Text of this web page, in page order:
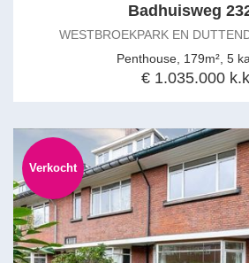
Badhuisweg
WESTBROEKPARK EN
Penthouse, 179m², 5
€ 1.035.000
Verkocht